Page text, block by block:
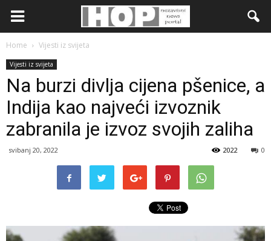
Home Vijesti iz svijeta
Vijesti iz svijeta
Na burzi divlja cijena pšenice, a
Indija kao najveći izvoznik
zabranila je izvoz svojih zaliha
svibanj 20, 2022 0
2022